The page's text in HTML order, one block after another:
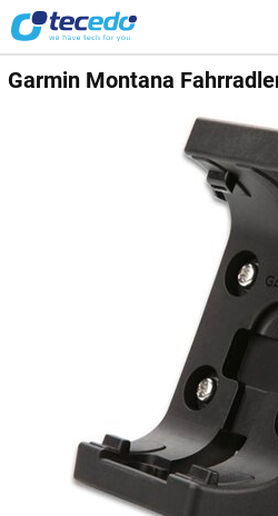
Garmin Montana